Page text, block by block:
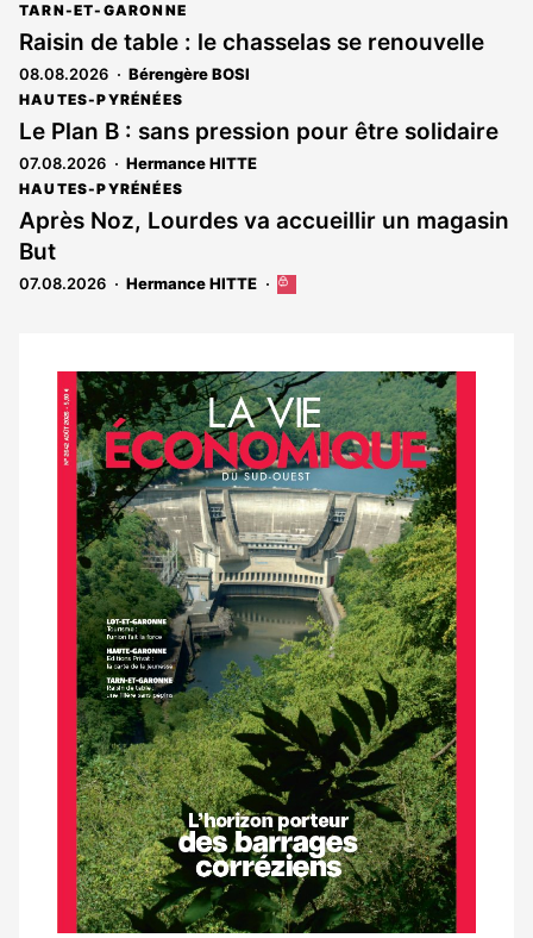
TARN-ET-GARONNE
Raisin de table : le chasselas se renouvelle
08.08.2026 Bérengère BOSI
HAUTES-PYRÉNÉES
Le Plan B : sans pression pour être solidaire
07.08.2026 Hermance HITTE
HAUTES-PYRÉNÉES
Après Noz, Lourdes va accueillir un magasin
But
07.08.2026 Hermance HITTE
Cet
aux
abonnés
Notre
dernier
magazine